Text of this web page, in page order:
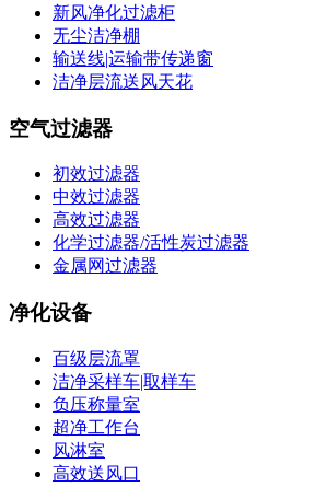
新风净化过滤柜
无尘洁净棚
输送线|运输带传递窗
洁净层流送风天花
空气过滤器
初效过滤器
中效过滤器
高效过滤器
化学过滤器/活性炭过滤器
金属网过滤器
净化设备
百级层流罩
洁净采样车|取样车
负压称量室
超净工作台
风淋室
高效送风口